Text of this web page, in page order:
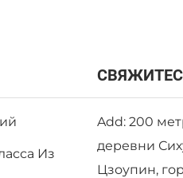
Из
Add: 200
деревни
Цзоупин,